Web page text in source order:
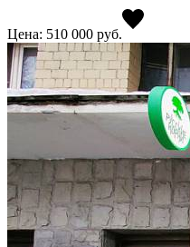
Цена: 510 000 руб.